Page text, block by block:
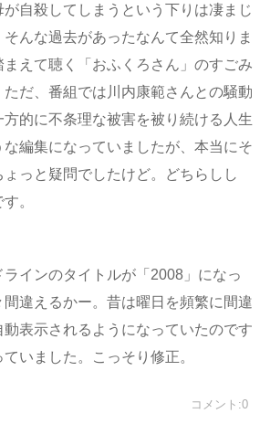
自殺してしまうという下りは凄まじ
んな過去があったなんて全然知りま
えて聴く「おふくろさん」のすごみ
だ、番組では川内康範さんとの騒動
方的に不条理な被害を被り続ける人生
編集になっていましたが、本当にそ
っと疑問でしたけど。どちらしし
。
インのタイトルが「2008」になっ
違えるかー。昔は曜日を頻繁に間違
動表示されるようになっていたのです
いました。こっそり修正。
コメント:0